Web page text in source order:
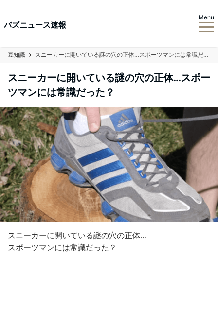
バズニュース速報
Menu
豆知識 スニーカーに開いている謎の穴の正体…スポーツマンには常識だった？
スニーカーに開いている謎の穴の正体…スポー
ツマンには常識だった？
スニーカーに開いている謎の穴の正体…
スポーツマンには常識だった？